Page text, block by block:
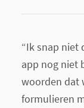
“Ik snap niet
app nog niet
woorden dat
formulieren